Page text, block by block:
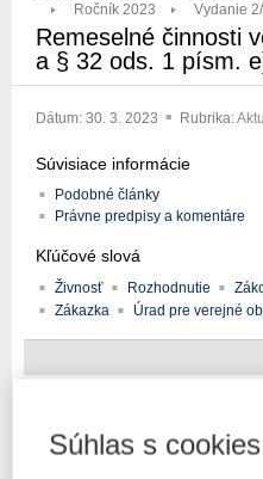
Ročník 2023
Vydanie
Remeselné činnosti
a § 32 ods. 1 písm.
Dátum: 30. 3. 2023 Rubrika:
Súvisiace informácie
Podobné články
Právne predpisy a komentáre
Kľúčové slová
Živnosť Rozhodnutie
Zákazka
Úrad pre verejné
ktoré majú byť zrealizované
samostatné činnosti, a
Súhlas s cookies